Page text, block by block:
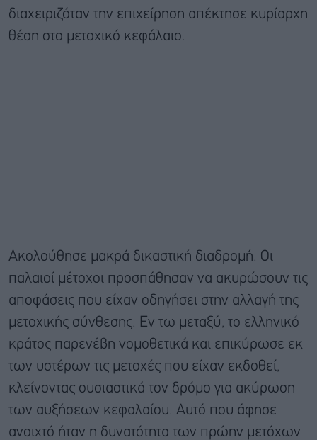
διαχειριζόταν την επιχείρηση απέκτησε κυρίαρχη
θέση στο μετοχικό κεφάλαιο.
Ακολούθησε μακρά δικαστική διαδρομή. Οι
παλαιοί μέτοχοι προσπάθησαν να ακυρώσουν τις
αποφάσεις που είχαν οδηγήσει στην αλλαγή της
μετοχικής σύνθεσης. Εν τω μεταξύ, το ελληνικό
κράτος παρενέβη νομοθετικά και επικύρωσε εκ
των υστέρων τις μετοχές που είχαν εκδοθεί,
κλείνοντας ουσιαστικά τον δρόμο για ακύρωση
των αυξήσεων κεφαλαίου. Αυτό που άφησε
ανοιχτό ήταν η δυνατότητα των πρώην μετόχων